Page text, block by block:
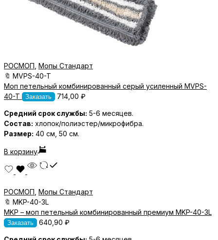
РОСМОП Мопы Стандарт
🔖 MVPS-40-T
Моп петельный комбинированный серый усиленный MVPS-
40-T
Заказать 714,00 ₽
Средний срок службы: 5-6 месяцев.
Состав: хлопок/полиэстер/микрофибра.
Размер: 40 см, 50 см.
В корзину
РОСМОП Мопы Стандарт
🔖 MKP-40-3L
MKP – моп петельный комбинированный премиум MKP-40-3L
Заказать 640,90 ₽